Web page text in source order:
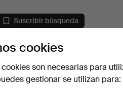
Suscribir búsqueda
cookies
son necesarias para
gestionar se utilizan para: